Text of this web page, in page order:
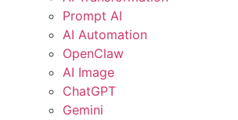
Prompt AI
AI Automation
OpenClaw
AI Image
ChatGPT
Gemini